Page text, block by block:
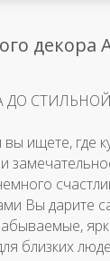
декора
ДО
ищете, где
Вы дарите
близких